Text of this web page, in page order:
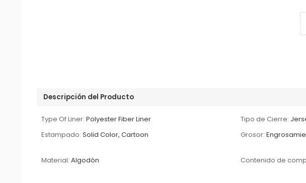
Descripción del Producto
Type Of Liner: Polyester Fiber Liner Tipo de Cierre:
Estampado: Solid Color, Cartoon Grosor:
Material: Algodón Contenido de